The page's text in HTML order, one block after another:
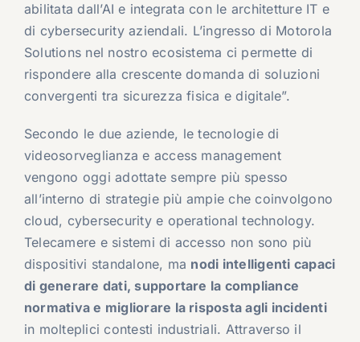
abilitata dall’AI e integrata con le architetture IT e
di cybersecurity aziendali. L’ingresso di Motorola
Solutions nel nostro ecosistema ci permette di
rispondere alla crescente domanda di soluzioni
convergenti tra sicurezza fisica e digitale”.
Secondo le due aziende, le tecnologie di
videosorveglianza e access management
vengono oggi adottate sempre più spesso
all’interno di strategie più ampie che coinvolgono
cloud, cybersecurity e operational technology.
Telecamere e sistemi di accesso non sono più
dispositivi standalone, ma nodi intelligenti capaci
di generare dati, supportare la compliance
normativa e migliorare la risposta agli incidenti
in molteplici contesti industriali. Attraverso il